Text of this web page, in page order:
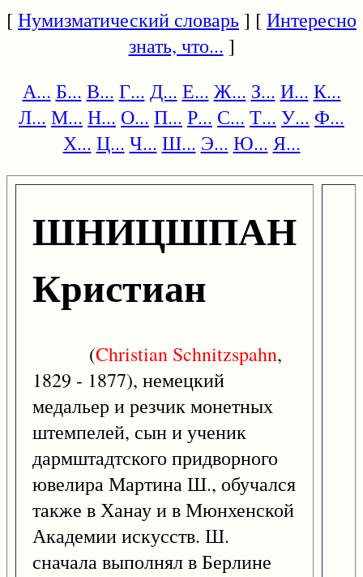
[Нумизматический словарь] [Интересно
знать, что... ]
А... Б... В... Г... Д... Е... Ж... З... И... К...
Л... М... Н... О... П... Р... С... Т... У... Ф...
Х... Ц... Ч... Ш... Э... Ю... Я...
ШНИЦШПАН
Кристиан
(Christian Schnitzspahn,
1829 - 1877), немецкий
медальер и резчик монетных
штемпелей, сын и ученик
дармштадтского придворного
ювелира Мартина Ш., обучался
также в Ханау и в Мюнхенской
Академии искусств. Ш.
сначала выполнял в Берлине